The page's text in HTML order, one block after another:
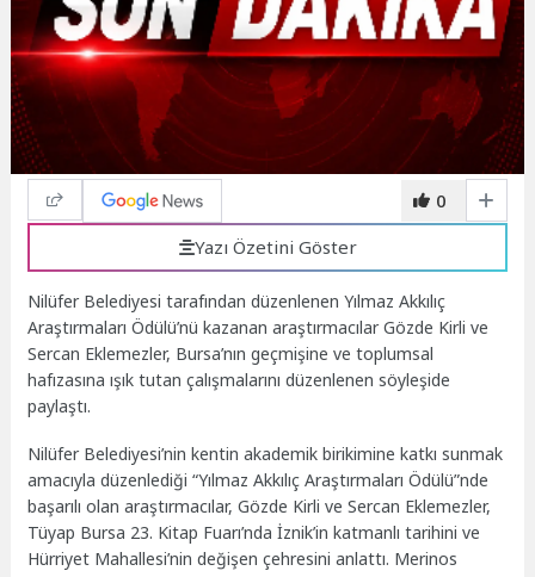
0
Yazı Özetini Göster
Nilüfer Belediyesi tarafından düzenlenen Yılmaz Akkılıç
Araştırmaları Ödülü’nü kazanan araştırmacılar Gözde Kirli ve
Sercan Eklemezler, Bursa’nın geçmişine ve toplumsal
hafızasına ışık tutan çalışmalarını düzenlenen söyleşide
paylaştı.
Nilüfer Belediyesi’nin kentin akademik birikimine katkı sunmak
amacıyla düzenlediği “Yılmaz Akkılıç Araştırmaları Ödülü”nde
başarılı olan araştırmacılar, Gözde Kirli ve Sercan Eklemezler,
Tüyap Bursa 23. Kitap Fuarı’nda İznik’in katmanlı tarihini ve
Hürriyet Mahallesi’nin değişen çehresini anlattı. Merinos